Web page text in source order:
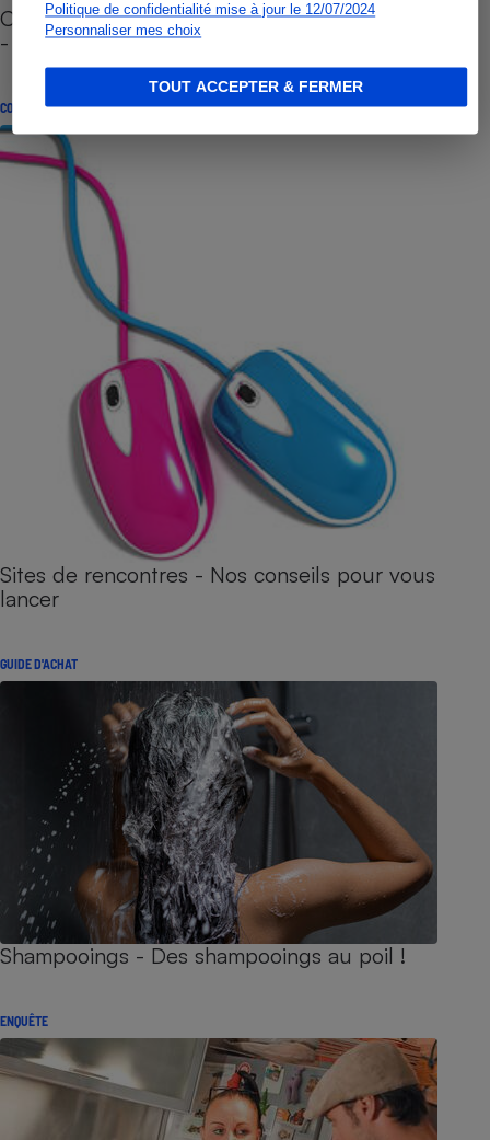
Politique de confidentialité mise à jour le 12/07/2024
Personnaliser mes choix
TOUT ACCEPTER & FERMER
Cafetière à capsules zéro déchet CoffeeB (vidéo)
- Premières impressions
CONSEILS
Sites de rencontres - Nos conseils pour vous
lancer
GUIDE D'ACHAT
Shampooings - Des shampooings au poil !
ENQUÊTE